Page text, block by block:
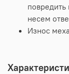
несем
Износ